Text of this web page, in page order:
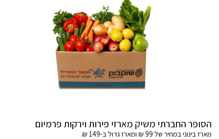
הסופר החברתי משיק מארזי פירות וירקות פרמיום
מארז בינוני במחיר של 99 ₪ ומארז גדול ב-149 ₪.